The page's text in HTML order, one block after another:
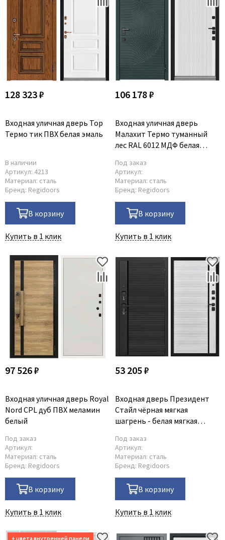
128 323 ₽
Входная уличная дверь Тор
Термо тик ПВХ белая эмаль
В наличии
Артикул: 4213
Материал: сталь
Бренд: Regidoors
В корзину
Купить в 1 клик
106 178 ₽
Входная уличная дверь
Малахит Термо туманный
лес RAL 6012 МДФ белая
Под заказ
Артикул:
Материал: сталь
Бренд: Regidoors
В корзину
Купить в 1 клик
97 526 ₽
Входная уличная дверь Royal
Nord CPL дуб ПВХ меламин
белый
Под заказ
Артикул:
Материал: сталь
Бренд: Regidoors
В корзину
Купить в 1 клик
53 205 ₽
Входная дверь Президент
Стайл чёрная мягкая
шагрень - белая мягкая
Под заказ
Артикул:
Материал: сталь
Бренд: Regidoors
В корзину
Купить в 1 клик